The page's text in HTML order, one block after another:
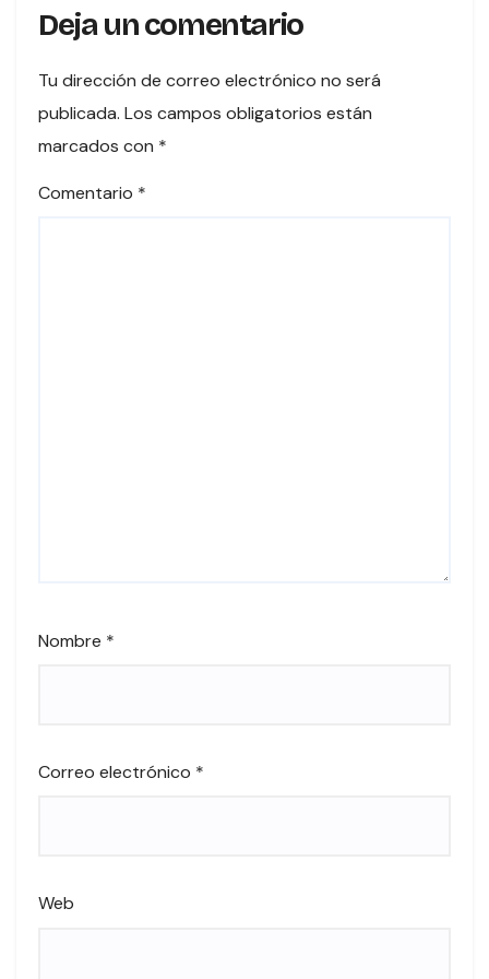
Deja un comentario
Tu dirección de correo electrónico no será
publicada. Los campos obligatorios están
marcados con *
Comentario *
Nombre *
Correo electrónico *
Web